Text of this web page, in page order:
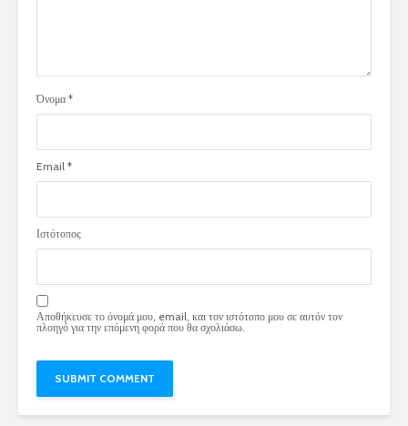
Όνομα *
Email *
Ιστότοπος
Αποθήκευσε το όνομά μου, email, και τον ιστότοπο μου σε αυτόν τον
πλοηγό για την επόμενη φορά που θα σχολιάσω.